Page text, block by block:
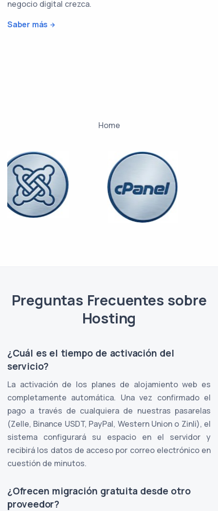
negocio digital crezca.
Saber más
Home
Preguntas Frecuentes sobre
Hosting
¿Cuál es el tiempo de activación del
servicio?
La activación de los planes de alojamiento web es
completamente automática. Una vez confirmado el
pago a través de cualquiera de nuestras pasarelas
(Zelle, Binance USDT, PayPal, Western Union o Zinli), el
sistema configurará su espacio en el servidor y
recibirá los datos de acceso por correo electrónico en
cuestión de minutos.
¿Ofrecen migración gratuita desde otro
proveedor?